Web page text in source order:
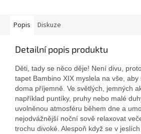
Popis Diskuze
Detailní popis produktu
Děti, tady se něco děje! Není divu,
tapet Bambino XIX myslela na vše,
doma příjemně. Ve světlých, jemných
například puntíky, pruhy nebo malé
uvolněnou atmosféru během dne a
nejodvážnější noční sově relaxovat
trochu divoké. Alespoň když se v